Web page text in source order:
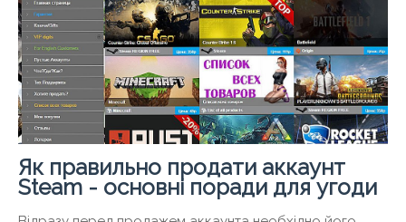
Як правильно продати аккаунт
Steam - основні поради для угоди